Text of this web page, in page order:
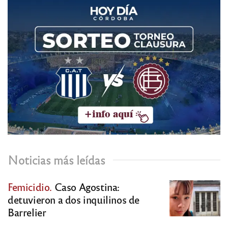
Noticias más leídas
Femicidio. Caso Agostina:
detuvieron a dos inquilinos de
Barrelier